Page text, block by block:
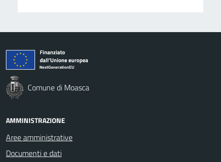
Comune di Moasca
AMMINISTRAZIONE
Aree amministrative
Documenti e dati